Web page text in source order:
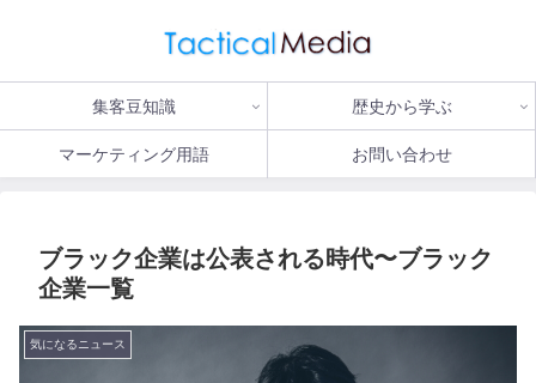
集客豆知識 歴史から学ぶ
マーケティング用語 お問い合わせ
ブラック企業は公表される時代〜ブラック
企業一覧
気になるニュース